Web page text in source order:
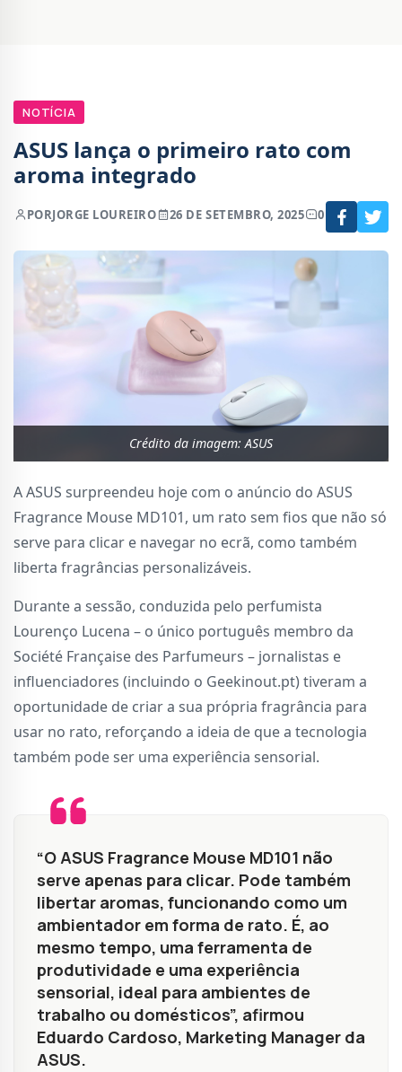
NOTÍCIA
ASUS lança o primeiro rato com
aroma integrado
PORJORGE LOUREIRO 26 DE SETEMBRO, 2025 0
Crédito da imagem: ASUS
A ASUS surpreendeu hoje com o anúncio do ASUS
Fragrance Mouse MD101, um rato sem fios que não só
serve para clicar e navegar no ecrã, como também
liberta fragrâncias personalizáveis.
Durante a sessão, conduzida pelo perfumista
Lourenço Lucena – o único português membro da
Société Française des Parfumeurs – jornalistas e
influenciadores (incluindo o Geekinout.pt) tiveram a
oportunidade de criar a sua própria fragrância para
usar no rato, reforçando a ideia de que a tecnologia
também pode ser uma experiência sensorial.
“O ASUS Fragrance Mouse MD101 não
serve apenas para clicar. Pode também
libertar aromas, funcionando como um
ambientador em forma de rato. É, ao
mesmo tempo, uma ferramenta de
produtividade e uma experiência
sensorial, ideal para ambientes de
trabalho ou domésticos”, afirmou
Eduardo Cardoso, Marketing Manager da
ASUS.